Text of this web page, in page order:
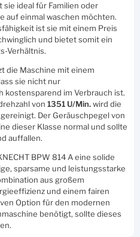
sie ideal für Familien oder
auf einmal waschen möchten.
ist sie mit einem Preis
und bietet somit ein
Verhältnis.
die Maschine mit einem
sie nicht nur
kostensparend im Verbrauch ist.
von 1351 U/Min.wird die
Der Geräuschpegel von
dieser Klasse normal und sollte
auffallen.
BPW 814 A eine solide
sparsame und leistungsstarke
aus großem
und einem fairen
Option für den modernen
benötigt, sollte dieses